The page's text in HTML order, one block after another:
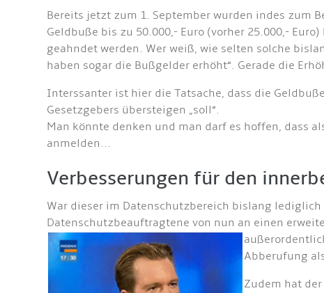
Bereits jetzt zum 1. September wurden indes zum
Geldbuße bis zu 50.000,- Euro (vorher 25.000,-
geahndet werden. Wer weiß, wie selten solche
haben sogar die Bußgelder erhöht“. Gerade die
Interssanter ist hier die Tatsache, dass die
Gesetzgebers übersteigen „soll“.
Man könnte denken und man darf es hoffen, dass
anmelden...
Verbesserungen für den
War dieser im Datenschutzbereich bislang
Datenschutzbeauftragtene von nun an einen
Abberufung
Zudem hat